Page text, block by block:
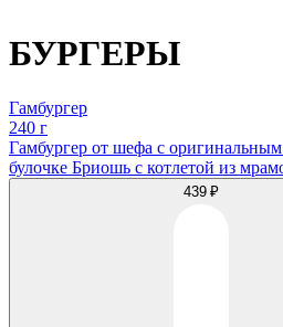
БУРГЕРЫ
Гамбургер
240 г
Гамбургер от шефа с
булочке Бриошь с котлетой из
439 ₽